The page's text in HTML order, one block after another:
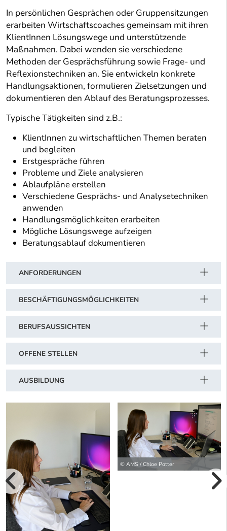
In persönlichen Gesprächen oder Gruppensitzungen
erarbeiten Wirtschaftscoaches gemeinsam mit ihren
KlientInnen Lösungswege und unterstützende
Maßnahmen. Dabei wenden sie verschiedene
Methoden der Gesprächsführung sowie Frage- und
Reflexionstechniken an. Sie entwickeln konkrete
Handlungsaktionen, formulieren Zielsetzungen und
dokumentieren den Ablauf des Beratungsprozesses.
Typische Tätigkeiten sind z.B.:
KlientInnen zu wirtschaftlichen Themen beraten
und begleiten
Erstgespräche führen
Probleme und Ziele analysieren
Ablaufpläne erstellen
Verschiedene Gesprächs- und Analysetechniken
anwenden
Handlungsmöglichkeiten erarbeiten
Mögliche Lösungswege aufzeigen
Beratungsablauf dokumentieren
ANFORDERUNGEN
BESCHÄFTIGUNGSMÖGLICHKEITEN
BERUFSAUSSICHTEN
OFFENE STELLEN
AUSBILDUNG
© AMS / Chloe Potter